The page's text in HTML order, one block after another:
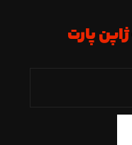
ژاپن پارت